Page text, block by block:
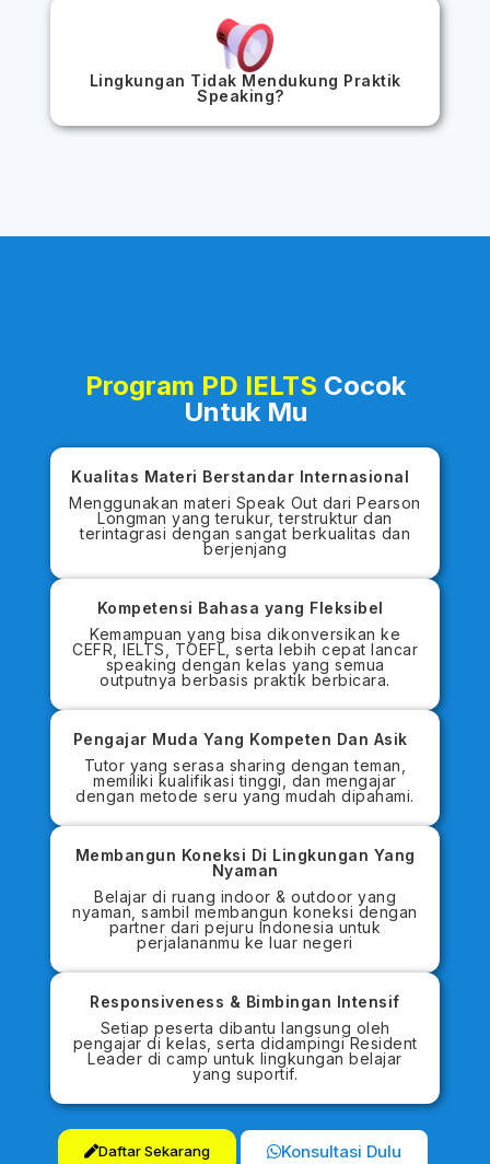
Lingkungan Tidak Mendukung Praktik
Speaking?
Program PD IELTS Cocok
Untuk Mu
Kualitas Materi Berstandar Internasional
Menggunakan materi Speak Out dari Pearson
Longman yang terukur, terstruktur dan
terintagrasi dengan sangat berkualitas dan
berjenjang
Kompetensi Bahasa yang Fleksibel
Kemampuan yang bisa dikonversikan ke
CEFR, IELTS, TOEFL, serta lebih cepat lancar
speaking dengan kelas yang semua
outputnya berbasis praktik berbicara.
Pengajar Muda Yang Kompeten Dan Asik
Tutor yang serasa sharing dengan teman,
memiliki kualifikasi tinggi, dan mengajar
dengan metode seru yang mudah dipahami.
Membangun Koneksi Di Lingkungan Yang
Nyaman
Belajar di ruang indoor & outdoor yang
nyaman, sambil membangun koneksi dengan
partner dari pejuru Indonesia untuk
perjalananmu ke luar negeri
Responsiveness & Bimbingan Intensif
Setiap peserta dibantu langsung oleh
pengajar di kelas, serta didampingi Resident
Leader di camp untuk lingkungan belajar
yang suportif.
Daftar Sekarang Konsultasi Dulu